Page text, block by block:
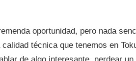
oportunidad, pero nada
técnica que tenemos en